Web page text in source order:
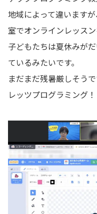
👉 無料体験お申
地域によって違います
室でオンラインレッス
子どもたちは夏休みが
ているみたいです。
まだまだ残暑厳しそう
レッツプログラミング！